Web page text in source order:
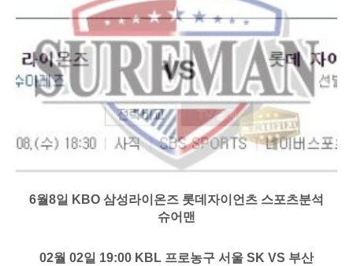
6월8일 KBO 삼성라이온즈 롯데자이언츠 스포츠분석
슈어맨
02월 02일 19:00 KBL 프로농구 서울 SK VS 부산